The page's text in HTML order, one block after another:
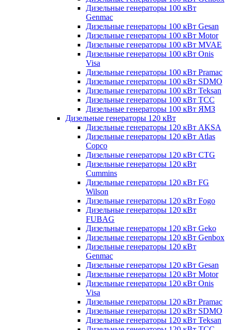
Дизельные генераторы 100 кВт
Genmac
Дизельные генераторы 100 кВт Gesan
Дизельные генераторы 100 кВт Motor
Дизельные генераторы 100 кВт MVAE
Дизельные генераторы 100 кВт Onis
Visa
Дизельные генераторы 100 кВт Pramac
Дизельные генераторы 100 кВт SDMO
Дизельные генераторы 100 кВт Teksan
Дизельные генераторы 100 кВт ТСС
Дизельные генераторы 100 кВт ЯМЗ
Дизельные генераторы 120 кВт
Дизельные генераторы 120 кВт AKSA
Дизельные генераторы 120 кВт Atlas
Copco
Дизельные генераторы 120 кВт CTG
Дизельные генераторы 120 кВт
Cummins
Дизельные генераторы 120 кВт FG
Wilson
Дизельные генераторы 120 кВт Fogo
Дизельные генераторы 120 кВт
FUBAG
Дизельные генераторы 120 кВт Geko
Дизельные генераторы 120 кВт Genbox
Дизельные генераторы 120 кВт
Genmac
Дизельные генераторы 120 кВт Gesan
Дизельные генераторы 120 кВт Motor
Дизельные генераторы 120 кВт Onis
Visa
Дизельные генераторы 120 кВт Pramac
Дизельные генераторы 120 кВт SDMO
Дизельные генераторы 120 кВт Teksan